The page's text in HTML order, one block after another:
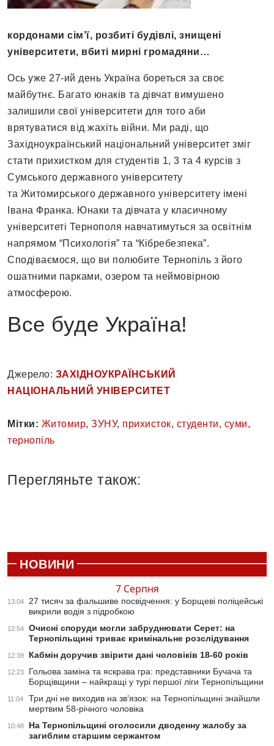
кордонами сім’ї, розбиті будівлі, знищені
університети, вбиті мирні громадяни…
Ось уже 27-ий день Україна бореться за своє
майбутнє. Багато юнаків та дівчат вимушено
залишили свої університети для того аби
врятуватися від жахіть війни. Ми раді, що
Західноукраїнський національний університет зміг
стати прихистком для студентів 1, 3 та 4 курсів з
Сумського державного університету
та Житомирського державного університету імені
Івана Франка. Юнаки та дівчата у класичному
університеті Тернополя навчатимуться за освітнім
напрямом “Психологія” та “Кібребезпека”.
Сподіваємося, що ви полюбите Тернопіль з його
ошатними парками, озером та неймовірною
атмосферою.
Все буде Україна!
Джерело: ЗАХІДНОУКРАЇНСЬКИЙ
НАЦІОНАЛЬНИЙ УНІВЕРСИТЕТ
Мітки: Житомир, ЗУНУ, прихисток, студенти, суми,
тернопіль
Перегляньте також:
НОВИНИ
7 Серпня
13:04
27 тисяч за фальшиве посвідчення: у Борщеві поліцейські
викрили водія з підробкою
12:54
Очисні споруди могли забруднювати Серет: на
Тернопільщині триває кримінальне розслідування
12:39 Кабмін доручив звірити дані чоловіків 18-60 років
12:23
Гольова заміна та яскрава гра: представники Бучача та
Борщівщини – найкращі у турі першої ліги Тернопільщини
11:04
Три дні не виходив на зв’язок: на Тернопільщині знайшли
мертвим 58-річного чоловіка
10:48
На Тернопільщині оголосили дводенну жалобу за
загиблим старшим сержантом